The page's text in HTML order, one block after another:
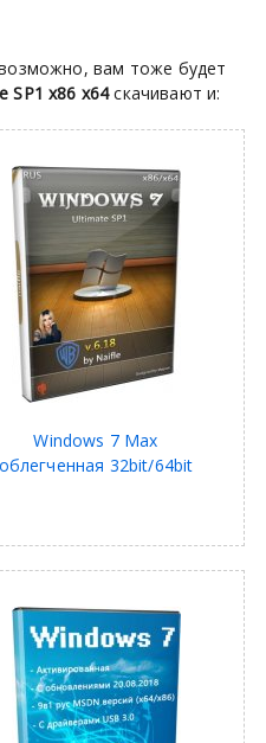
вам тоже будет
SP1 x86 x64скачивают и:
Windows 7 Max
облегченная 32bit/64bit